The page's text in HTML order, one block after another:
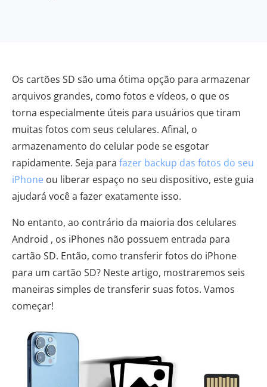
Os cartões SD são uma ótima opção para armazenar
arquivos grandes, como fotos e vídeos, o que os
torna especialmente úteis para usuários que tiram
muitas fotos com seus celulares. Afinal, o
armazenamento do celular pode se esgotar
rapidamente. Seja para fazer backup das fotos do seu
iPhone ou liberar espaço no seu dispositivo, este guia
ajudará você a fazer exatamente isso.
No entanto, ao contrário da maioria dos celulares
Android , os iPhones não possuem entrada para
cartão SD. Então, como transferir fotos do iPhone
para um cartão SD? Neste artigo, mostraremos seis
maneiras simples de transferir suas fotos. Vamos
começar!